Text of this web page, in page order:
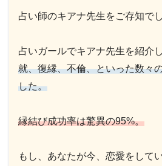
占い師のキアナ先生をご存知で
占いガールでキアナ先生を紹介
就、復縁、不倫、といった数々
した。
縁結び成功率は驚異の95%。
もし、あなたが今、恋愛をして